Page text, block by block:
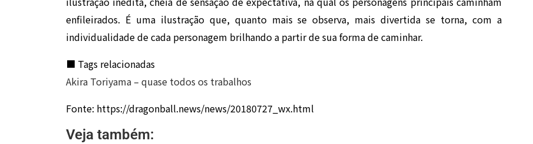
enfileirados. É uma ilustração que, quanto mais se observa, mais divertida se torna, com a
individualidade de cada personagem brilhando a partir de sua forma de caminhar.
■ Tags relacionadas
Akira Toriyama – quase todos os trabalhos
Fonte: https://dragonball.news/news/20180727_wx.html
Veja também: